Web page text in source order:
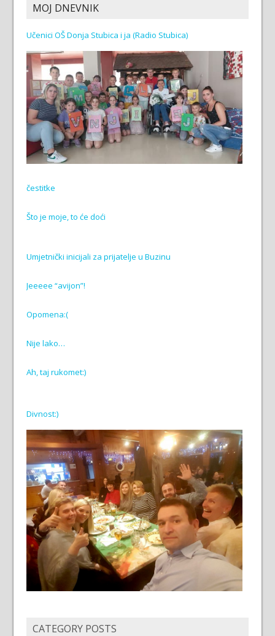
MOJ DNEVNIK
Učenici OŠ Donja Stubica i ja (Radio Stubica)
čestitke
Što je moje, to će doći
Umjetnički inicijali za prijatelje u Buzinu
Jeeeee “avijon”!
Opomena:(
Nije lako…
Ah, taj rukomet:)
Divnost:)
CATEGORY POSTS